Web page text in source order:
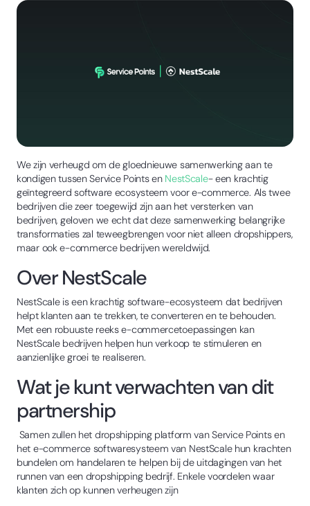
We zijn verheugd om de gloednieuwe samenwerking aan te
kondigen tussen Service Points en NestScale- een krachtig
geïntegreerd software ecosysteem voor e-commerce. Als twee
bedrijven die zeer toegewijd zijn aan het versterken van
bedrijven, geloven we echt dat deze samenwerking belangrijke
transformaties zal teweegbrengen voor niet alleen dropshippers,
maar ook e-commerce bedrijven wereldwijd.
Over NestScale
NestScale is een krachtig software-ecosysteem dat bedrijven
helpt klanten aan te trekken, te converteren en te behouden.
Met een robuuste reeks e-commercetoepassingen kan
NestScale bedrijven helpen hun verkoop te stimuleren en
aanzienlijke groei te realiseren.
Wat je kunt verwachten van dit
partnership
Samen zullen het dropshipping platform van Service Points en
het e-commerce softwaresysteem van NestScale hun krachten
bundelen om handelaren te helpen bij de uitdagingen van het
runnen van een dropshipping bedrijf. Enkele voordelen waar
klanten zich op kunnen verheugen zijn